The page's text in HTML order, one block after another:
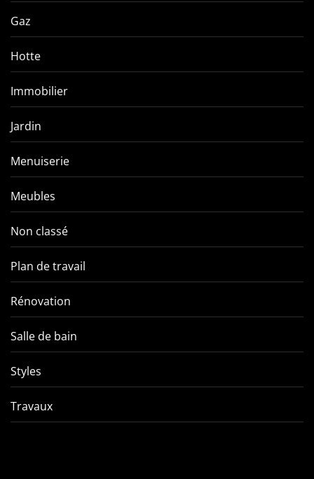
Gaz
Hotte
Immobilier
Jardin
Menuiserie
Meubles
Non classé
Plan de travail
Rénovation
Salle de bain
Styles
Travaux